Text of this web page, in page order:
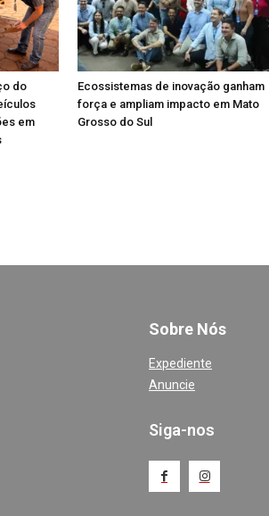
do
em
Ecossistemas de inovação ganham
força e ampliam impacto em Mato
Grosso do Sul
Sobre Nós
Expediente
Anuncie
Siga-nos